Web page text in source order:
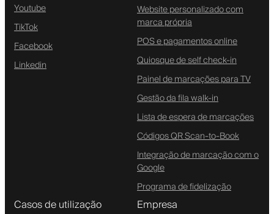
Youtube
TikTok
Facebook
Linkedin
Website personalizado com
marca própria
POS e pagamentos online
Quiosque de self check-in
Painel de marcações para TV
Gestão da fila walk-in
Lista de espera de marcações
Códigos QR Scan-to-Book
Integração de marcação com o
Google
Programa de fidelização
Casos de utilização Empresa